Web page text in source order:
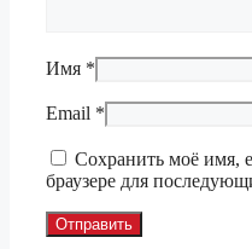
Имя *
Email *
Сохранить моё имя,
браузере для